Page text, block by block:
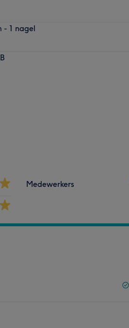
- 1 nagel
Medewerkers